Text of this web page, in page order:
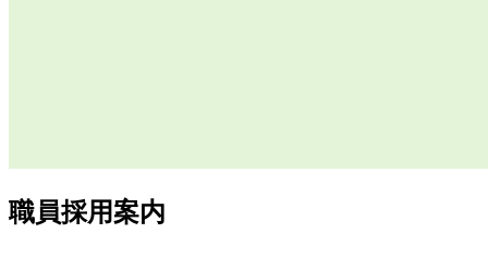
職員採用案内